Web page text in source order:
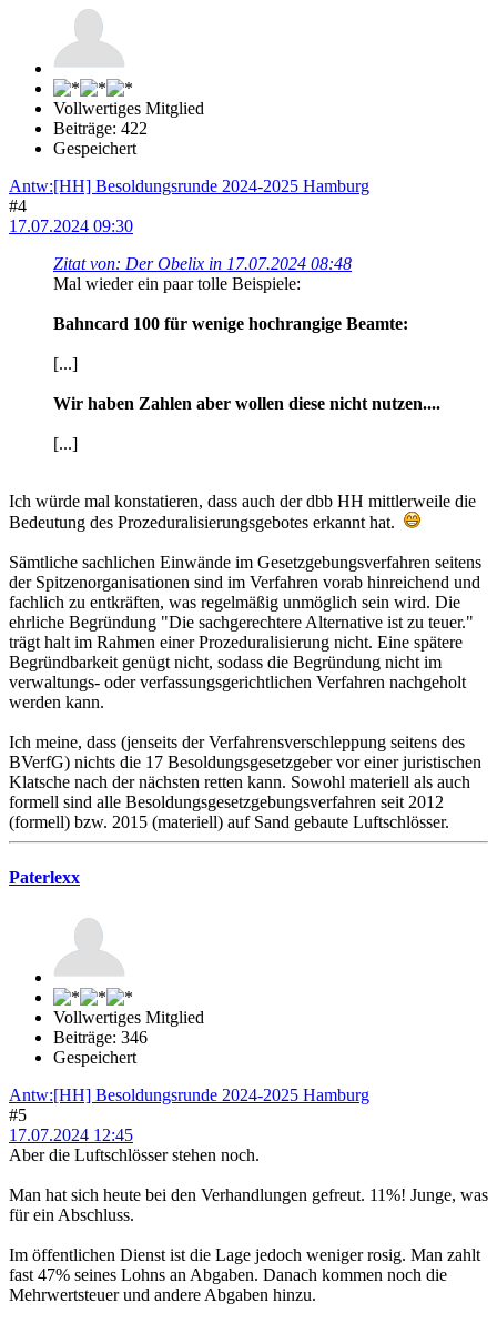
Vollwertiges Mitglied
Beiträge: 422
Gespeichert
Antw:[HH] Besoldungsrunde 2024-2025 Hamburg
#4
17.07.2024 09:30
Zitat von: Der Obelix in 17.07.2024 08:48
Mal wieder ein paar tolle Beispiele:
Bahncard 100 für wenige hochrangige Beamte:
[...]
Wir haben Zahlen aber wollen diese nicht nutzen....
[...]
Ich würde mal konstatieren, dass auch der dbb HH mittlerweile die
Bedeutung des Prozeduralisierungsgebotes erkannt hat.
Sämtliche sachlichen Einwände im Gesetzgebungsverfahren seitens
der Spitzenorganisationen sind im Verfahren vorab hinreichend und
fachlich zu entkräften, was regelmäßig unmöglich sein wird. Die
ehrliche Begründung "Die sachgerechtere Alternative ist zu teuer."
trägt halt im Rahmen einer Prozeduralisierung nicht. Eine spätere
Begründbarkeit genügt nicht, sodass die Begründung nicht im
verwaltungs- oder verfassungsgerichtlichen Verfahren nachgeholt
werden kann.
Ich meine, dass (jenseits der Verfahrensverschleppung seitens des
BVerfG) nichts die 17 Besoldungsgesetzgeber vor einer juristischen
Klatsche nach der nächsten retten kann. Sowohl materiell als auch
formell sind alle Besoldungsgesetzgebungsverfahren seit 2012
(formell) bzw. 2015 (materiell) auf Sand gebaute Luftschlösser.
Paterlexx
Vollwertiges Mitglied
Beiträge: 346
Gespeichert
Antw:[HH] Besoldungsrunde 2024-2025 Hamburg
#5
17.07.2024 12:45
Aber die Luftschlösser stehen noch.
Man hat sich heute bei den Verhandlungen gefreut. 11%! Junge, was
für ein Abschluss.
Im öffentlichen Dienst ist die Lage jedoch weniger rosig. Man zahlt
fast 47% seines Lohns an Abgaben. Danach kommen noch die
Mehrwertsteuer und andere Abgaben hinzu.